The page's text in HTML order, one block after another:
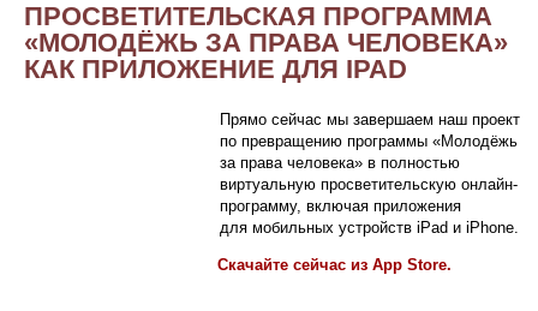
ПРОСВЕТИТЕЛЬСКАЯ ПРОГРАММА
«МОЛОДЁЖЬ ЗА ПРАВА ЧЕЛОВЕКА»
КАК ПРИЛОЖЕНИЕ ДЛЯ IPAD
Прямо сейчас мы завершаем наш проект
по превращению программы «Молодёжь
за права человека» в полностью
виртуальную просветительскую онлайн-
программу, включая приложения
для мобильных устройств iPad и iPhone.
Скачайте сейчас из App Store.